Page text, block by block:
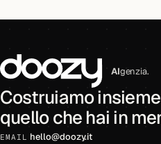
AIgenzia.
Costruiamo insieme
quello che hai in
EMAIL hello@doozy.it